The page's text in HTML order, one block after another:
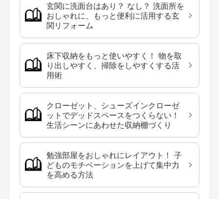
玄関に洗面台はあり？ なし？ 洗面所を
おしゃれに、もっと便利に活用する玄
関リフォーム
床下収納をもっと使いやすく！ 物を取
り出しやすく、掃除をしやすくする活
用術
クローゼット、シューズインクローゼ
ットでデッドスペースをつくらない！
生活シーンにあわせた収納棚づくり
勉強部屋をおしゃれにレイアウト！ 子
どものモチベーションを上げて集中力
を高める方法